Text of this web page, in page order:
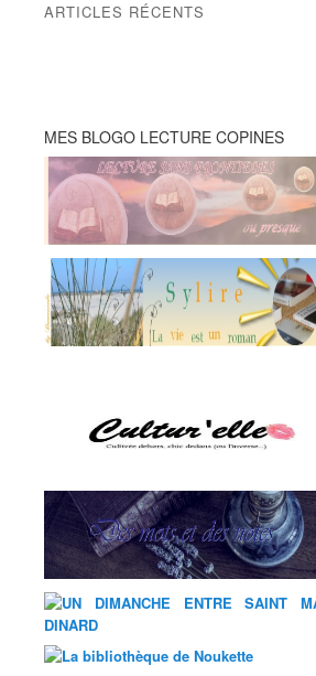
ARTICLES RÉCENTS
MES BLOGO LECTURE COPINES